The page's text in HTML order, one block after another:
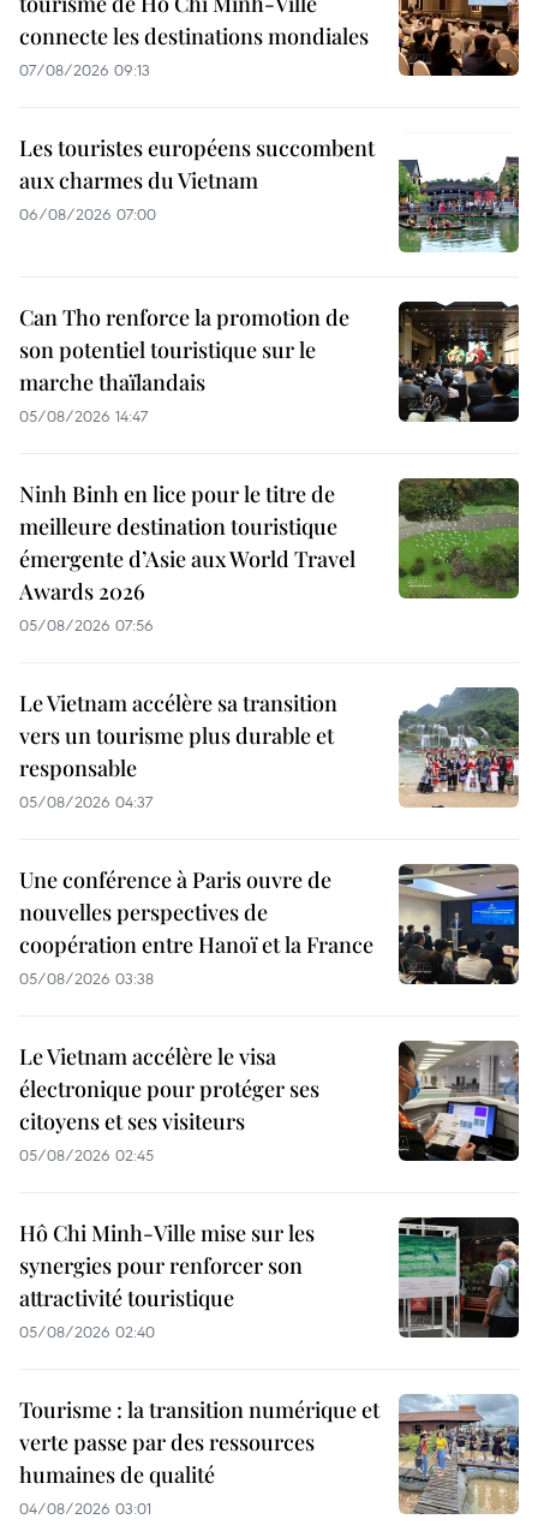
connecte les destinations mondiales
07/08/2026 09:13
Les touristes européens succombent
aux charmes du Vietnam
06/08/2026 07:00
Can Tho renforce la promotion de
son potentiel touristique sur le
marche thaïlandais
05/08/2026 14:47
Ninh Binh en lice pour le titre de
meilleure destination touristique
émergente d’Asie aux World Travel
Awards 2026
05/08/2026 07:56
Le Vietnam accélère sa transition
vers un tourisme plus durable et
responsable
05/08/2026 04:37
Une conférence à Paris ouvre de
nouvelles perspectives de
coopération entre Hanoï et la France
05/08/2026 03:38
Le Vietnam accélère le visa
électronique pour protéger ses
citoyens et ses visiteurs
05/08/2026 02:45
Hô Chi Minh-Ville mise sur les
synergies pour renforcer son
attractivité touristique
05/08/2026 02:40
Tourisme : la transition numérique et
verte passe par des ressources
humaines de qualité
04/08/2026 03:01